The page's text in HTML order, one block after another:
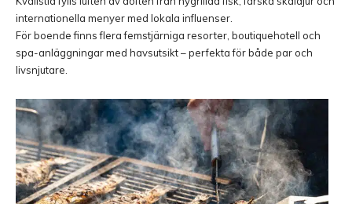
internationella menyer med lokala influenser.
För boende finns flera femstjärniga resorter, boutiquehotell och
spa-anläggningar med havsutsikt – perfekta för både par och
livsnjutare.